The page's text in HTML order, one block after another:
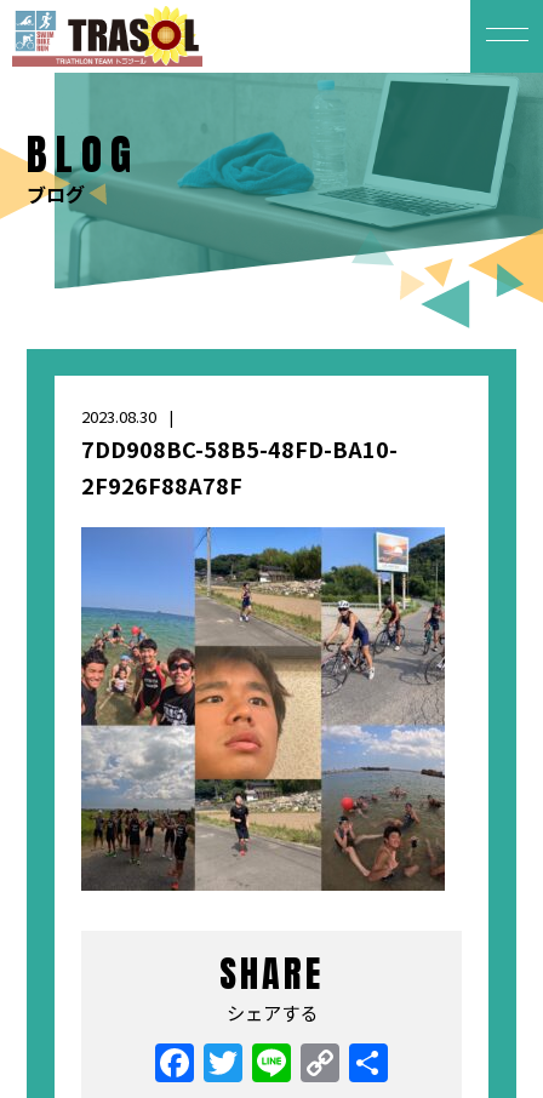
BLOG
ブログ
2023.08.30
7DD908BC-58B5-48FD-BA10-
2F926F88A78F
SHARE
シェアする
Facebook
Twitter
LineCopy